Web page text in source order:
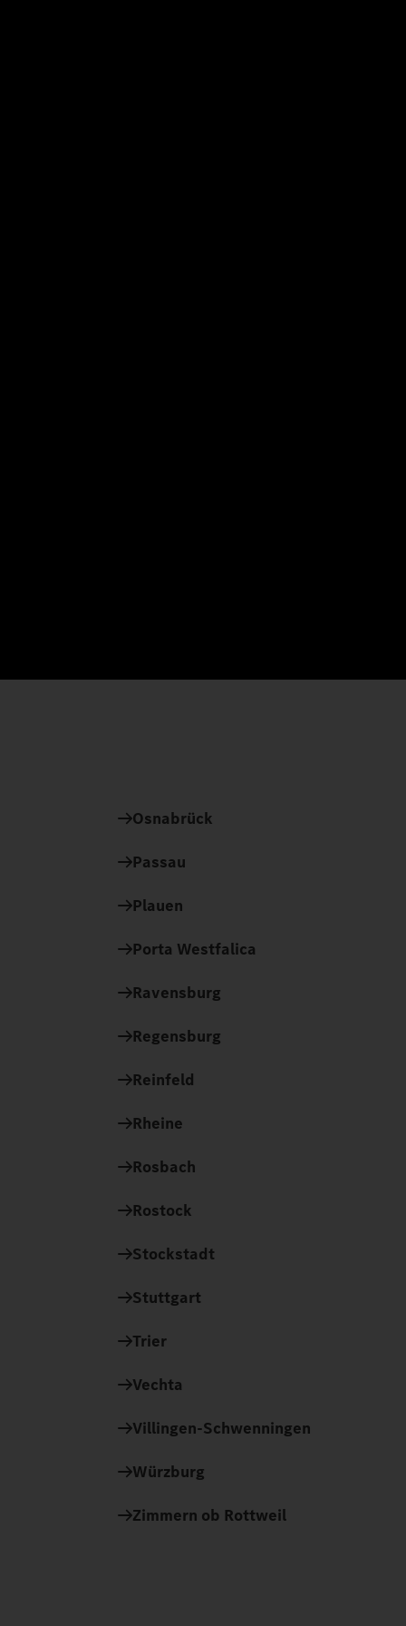
Osnabrück
Passau
Plauen
Porta Westfalica
Ravensburg
Regensburg
Reinfeld
Rheine
Rosbach
Rostock
Stockstadt
Stuttgart
Trier
Vechta
Villingen-Schwenningen
Würzburg
Zimmern ob Rottweil